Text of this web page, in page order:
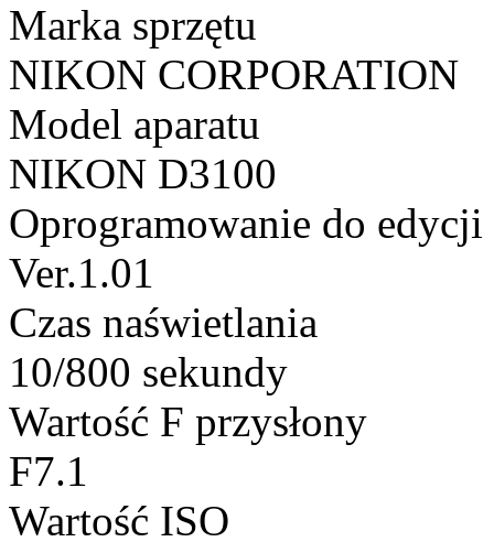
Marka sprzętu
NIKON CORPORATION
Model aparatu
NIKON D3100
Oprogramowanie do edycji
Ver.1.01
Czas naświetlania
10/800 sekundy
Wartość F przysłony
F7.1
Wartość ISO